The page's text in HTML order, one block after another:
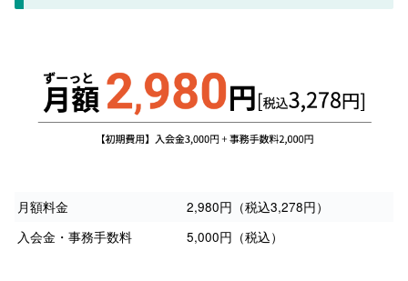
月額料金
2,980円（税込3,278円）
入会金・事務手数料
5,000円（税込）